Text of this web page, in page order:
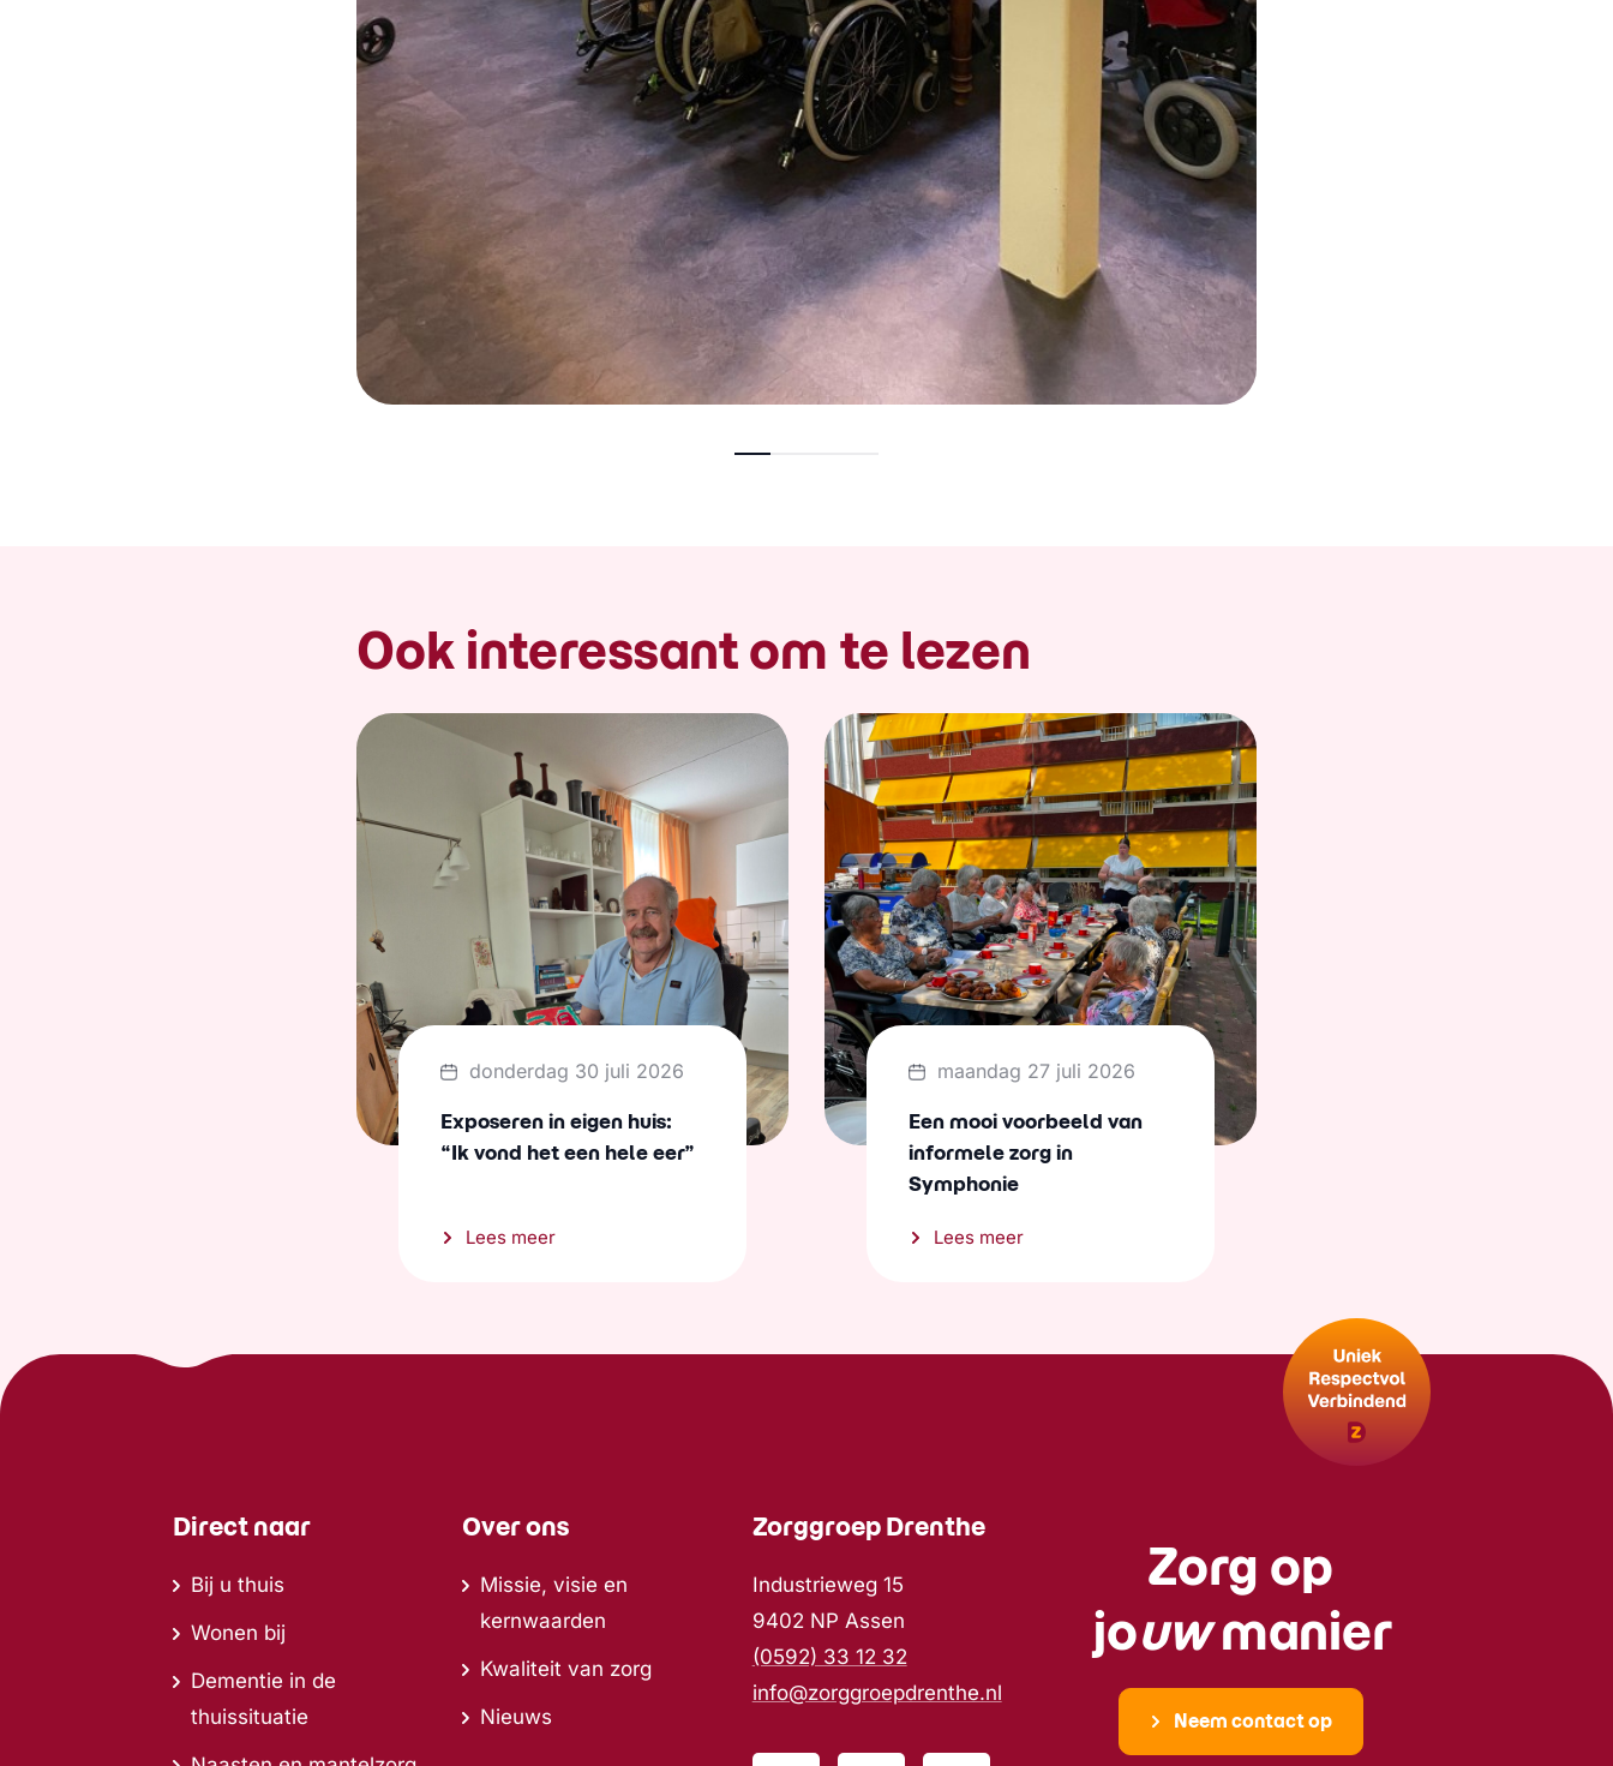
Ook interessant om te lezen
donderdag 30 juli 2026
Exposeren in eigen huis:
“Ik vond het een hele eer”
Lees meer
maandag 27 juli 2026
Een mooi voorbeeld van
informele zorg in
Symphonie
Lees meer
Direct naar
Bij u thuis
Wonen bij
Dementie in de
thuissituatie
Over ons
Missie, visie en
kernwaarden
Kwaliteit van zorg
Nieuws
Zorggroep Drenthe
Industrieweg 15
9402 NP Assen
(0592) 33 12 32
info@zorggroepdrenthe.nl
Zorg op
jouwmanier
Neem contact op